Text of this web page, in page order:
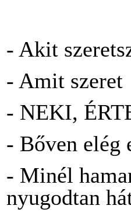
- Akit
- Amit szeret
- NEKI,
- Bőven elég
- Minél
nyugodtan